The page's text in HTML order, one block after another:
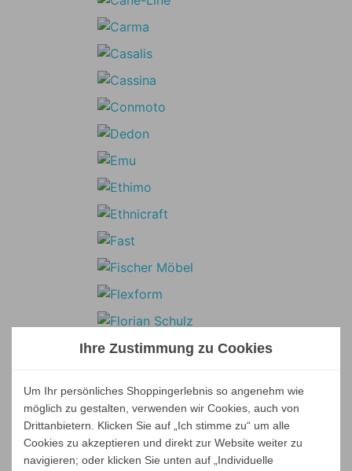
Ihre Zustimmung zu Cookies
Um Ihr persönliches Shoppingerlebnis so angenehm wie
möglich zu gestalten, verwenden wir Cookies, auch von
Drittanbietern. Klicken Sie auf „Ich stimme zu“ um alle
Cookies zu akzeptieren und direkt zur Website weiter zu
navigieren; oder klicken Sie unten auf „Individuelle